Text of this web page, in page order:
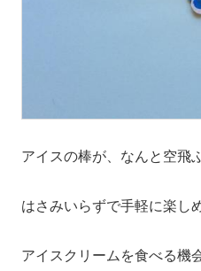
アイスの棒が、なんと空飛
はさみいらずで手軽に楽し
アイスクリームを食べる機